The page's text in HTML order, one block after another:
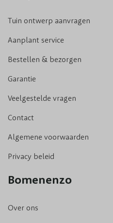
Tuin ontwerp aanvragen
Aanplant service
Bestellen & bezorgen
Garantie
Veelgestelde vragen
Contact
Algemene voorwaarden
Privacy beleid
Bomenenzo
Over ons